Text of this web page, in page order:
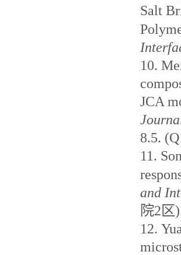
Salt
10.
JCA
8.5.
11.
and
院2区)
12.